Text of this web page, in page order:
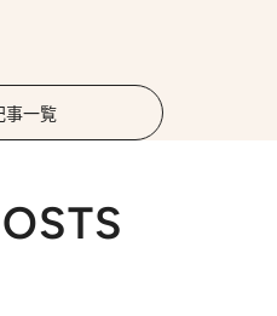
事一覧